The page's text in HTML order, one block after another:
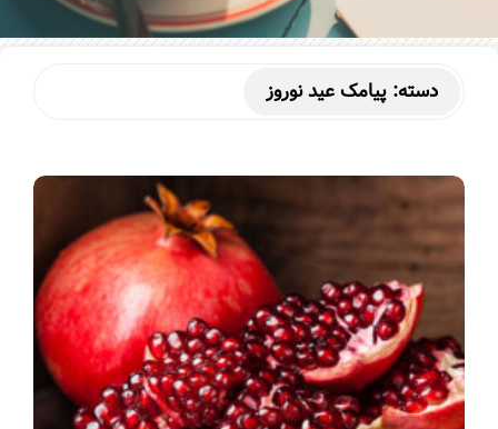
دسته: پیامک عید نوروز